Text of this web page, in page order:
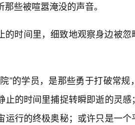
些被喧嚣淹没的声音。
的时间里，细致地观察身边被
”的学员，是那些勇于打破常
止的时间里捕捉转瞬即逝的灵
运行的终极奥秘；或许只是一个